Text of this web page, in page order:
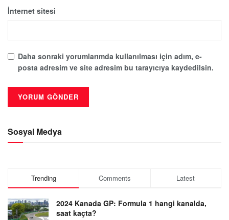
İnternet sitesi
Daha sonraki yorumlarımda kullanılması için adım, e-
posta adresim ve site adresim bu tarayıcıya kaydedilsin.
Sosyal Medya
Trending Comments Latest
2024 Kanada GP: Formula 1 hangi kanalda,
saat kaçta?